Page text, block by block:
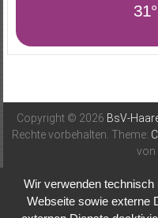
31°
Copyright © 2026 BsV-
Rechte vorbehalten. Theme:
von
Wir verwenden
Webseite sowie externe